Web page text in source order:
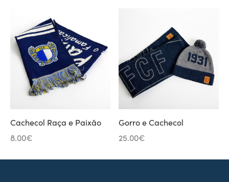
Cachecol Raça e Paixão
8.00€
Gorro e Cachecol
25.00€